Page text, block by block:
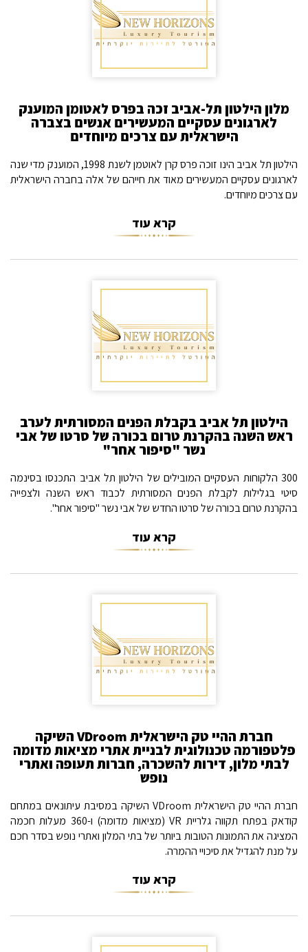
מלון הילטון תל-אביב זכה בפרס לאטומן המוענק
לארגונים עסקיים המעשירים אנשים בצברה
הישראלית עם צרכים מיוחדים
הילטון תל אביב הינו זוכה פרס קרן לאוטמן לשנת 1998, המוענק מדי שנה
לארגונים עסקיים המעשירים מאוד את חייהם של אלה בחברה הישראלית
עם צרכים מיוחדים.
קרא עוד
הילטון תל אביב בקבלת הפנים המסורתית לערב
ראש השנה בהקרנת טרום בכורה של סרטו של אבי
נשר "סיפור אחר"
300 הלקוחות העסקיים המובילים של הילטון תל אביב התכנסו בסינמה
סיטי בגלילות לקבלת הפנים המסורתית לכבוד ראש השנה ולצפייה
בהקרנת טרום בכורה של סרטו החדש של אבי נשר "סיפור אחר".
קרא עוד
חברת ההיי טק הישראלית VDroom השיקה
פלטפורמה טכנולוגית לבניית אתרי מציאות מדומה
לבתי מלון, דירות להשכרה, חברות תעופה ואתרי
נופש
חברת ההיי טק הישראלית VDroom השיקה במסיבת עיתונאים במתחם
קודאק בפתח תקווה גלריית VR (מציאות מדומה) ו-360 מעלות חכמה
המציגה את התמונות הטובות ביותר של בתי המלון ואתרי נופש בסדר חכם
על מנת להגדיל את סיכויי ההמרה.
קרא עוד